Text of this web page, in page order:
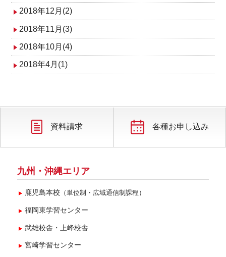
2018年12月(2)
2018年11月(3)
2018年10月(4)
2018年4月(1)
資料請求 各種お申し込み
九州・沖縄エリア
鹿児島本校 （単位制・広域通信制課程）
福岡東学習センター
武雄校舎・上峰校舎
宮崎学習センター